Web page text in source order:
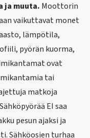
ja muuta. Moottorin
vaikuttavat monet
lämpötila,
pyörän kuorma,
ovat
tai
matkoja
EI saa
pesun ajaksi ja
Sähköosien turhaa